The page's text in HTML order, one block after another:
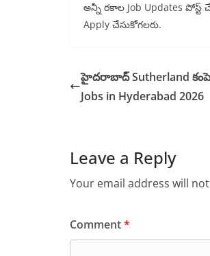
అన్నీ రకాల Job Updates పోస్ట్
Apply చేసుకోగలరు.
హైదరాబాద్ Sutherland
Jobs in Hyderabad 2026
Leave a Reply
Your email address will
Comment*